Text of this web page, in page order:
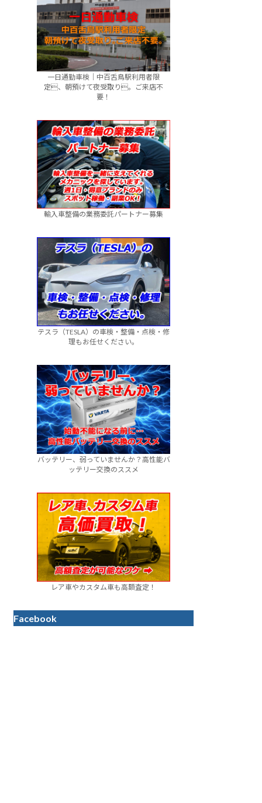
一日通勤車検｜中百舌鳥駅利用者限
定、朝預けて夜受取り。ご来店不
要！
輸入車整備の業務委託パートナー募集
テスラ（TESLA）の車検・整備・点検・修
理もお任せください。
バッテリー、弱っていませんか？高性能バ
ッテリー交換のススメ
レア車やカスタム車も高額査定！
Facebook